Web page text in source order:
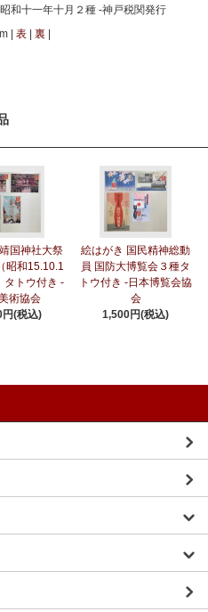
表 裏
国神社大祭
昭和15.10.1
タトウ付き -
術協会
円(税込)
絵はがき 国民精神総動
員 国防大博覧会３種タ
トウ付き -日本博覧会協
会
1,500円(税込)